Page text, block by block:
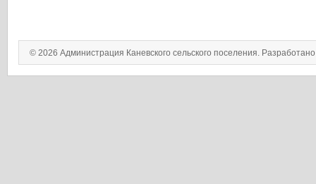
© 2026 Администрация Каневского сельского поселения.